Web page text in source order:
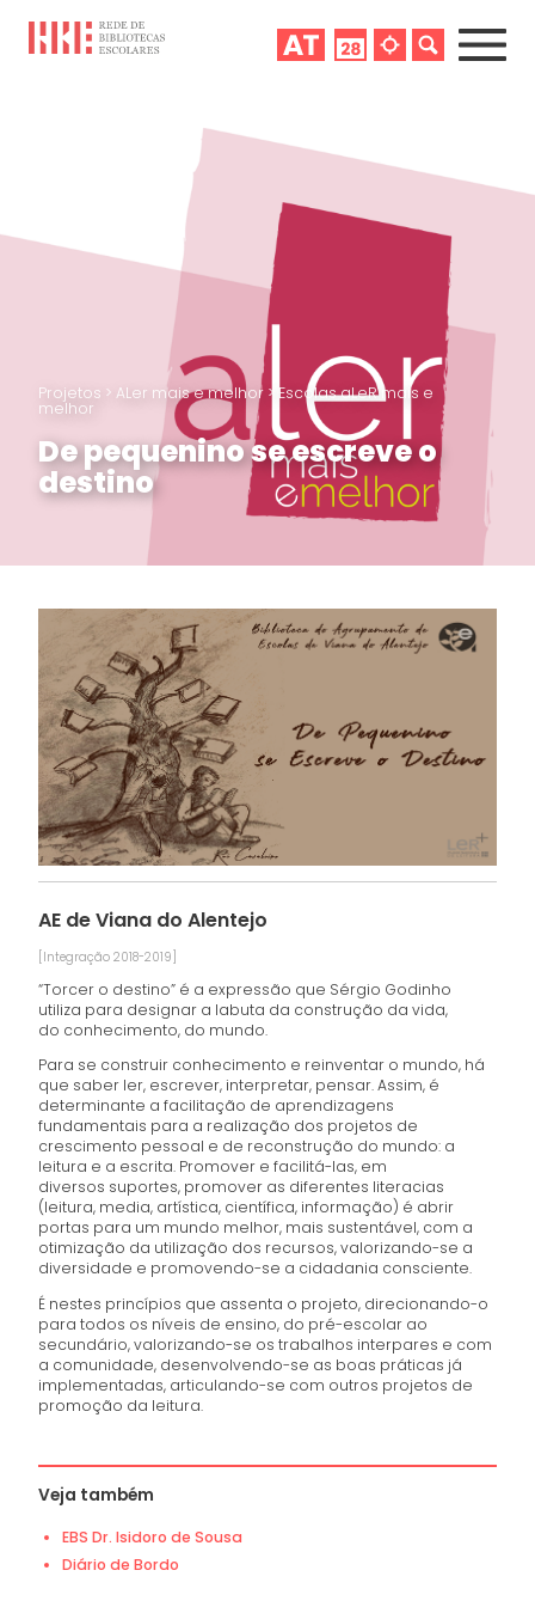
Projetos > ALer mais e melhor > Escolas aLeR mais e
melhor
De pequenino se escreve o
destino
AE de Viana do Alentejo
[Integração 2018-2019]
“Torcer o destino” é a expressão que Sérgio Godinho
utiliza para designar a labuta da construção da vida,
do conhecimento, do mundo.
Para se construir conhecimento e reinventar o mundo, há
que saber ler, escrever, interpretar, pensar. Assim, é
determinante a facilitação de aprendizagens
fundamentais para a realização dos projetos de
crescimento pessoal e de reconstrução do mundo: a
leitura e a escrita. Promover e facilitá-las, em
diversos suportes, promover as diferentes literacias
(leitura, media, artística, científica, informação) é abrir
portas para um mundo melhor, mais sustentável, com a
otimização da utilização dos recursos, valorizando-se a
diversidade e promovendo-se a cidadania consciente.
É nestes princípios que assenta o projeto, direcionando-o
para todos os níveis de ensino, do pré-escolar ao
secundário, valorizando-se os trabalhos interpares e com
a comunidade, desenvolvendo-se as boas práticas já
implementadas, articulando-se com outros projetos de
promoção da leitura.
Veja também
EBS Dr. Isidoro de Sousa
Diário de Bordo